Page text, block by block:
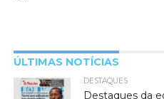
ÚLTIMAS NOTÍCIAS
DESTAQUES
Destaques da